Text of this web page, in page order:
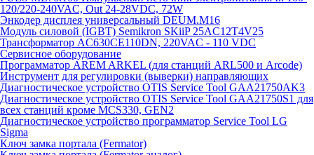
120/220-240VAC, Out 24-28VDC, 72W
Энкодер дисплея универсальный DEUM.M16
Модуль силовой (IGBT) Semikron SKiiP 25AC12T4V25
Трансформатор AC630CE110DN, 220VAC - 110 VDC
Сервисное оборудование
Программатор AREM ARKEL (для станций ARL500 и Arcode)
Инструмент для регулировки (выверки) направляющих
Диагностическое устройство OTIS Service Tool GAA21750AK3
Диагностическое устройство OTIS Service Tool GAA21750S1 для
всех станций кроме MCS330, GEN2
Диагностическое устройство программатор Service Tool LG
Sigma
Ключ замка портала (Fermator)